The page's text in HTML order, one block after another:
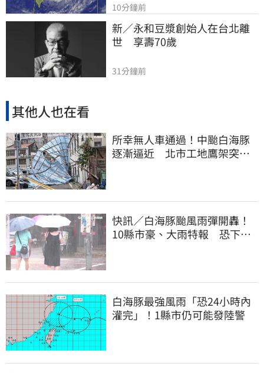
10分鐘前
新／永和豆漿創始人在台北離
世　享壽70歲
31分鐘前
其他人也在看
所幸無人車通過！中颱白海豚
逐漸逼近 北市工地鷹架突倒
快訊／白海豚颱風雨彈開轟！
10縣市豪、大雨特報 恐下到
白海豚最強風雨「恐24小時內
灌完」！1縣市仍可能發陸警